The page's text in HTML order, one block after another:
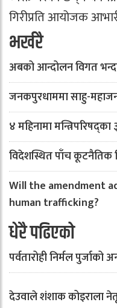
गिरीप्रति आयोजक
भर्खरै
अबको आन्दोलन विगत
जनकपुरधाममा साहु-
४ महिनामा मन्त्रिपरिषद्का
विदेशस्थित पाँच कूटनैतिक
Will the amendment
human trafficking?
धेरै पढिएको
पर्वतारोही निर्मल पुर्जाको
देउवाले शंशाक कोइराला